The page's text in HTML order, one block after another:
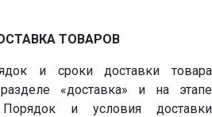
ТОВАРОВ
и сроки доставки товара
«доставка» и на этапе
и условия доставки